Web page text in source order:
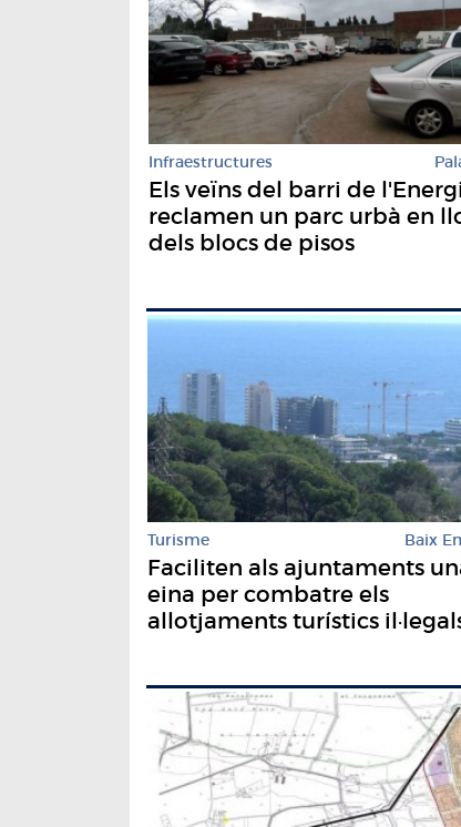
Infraestructures
Els veïns del barri de
reclamen un parc urbà en
dels blocs de pisos
Turisme Baix
Faciliten als ajuntaments
eina per combatre els
allotjaments turístics